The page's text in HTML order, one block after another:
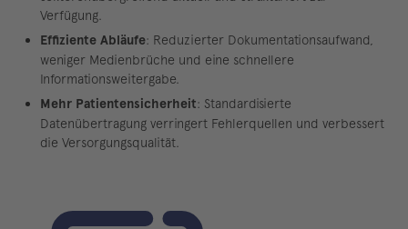
Verfügung.
Effiziente Abläufe: Reduzierter Dokumentationsaufwand,
weniger Medienbrüche und eine schnellere
Informationsweitergabe.
Mehr Patientensicherheit: Standardisierte
Datenübertragung verringert Fehlerquellen und verbessert
die Versorgungsqualität.